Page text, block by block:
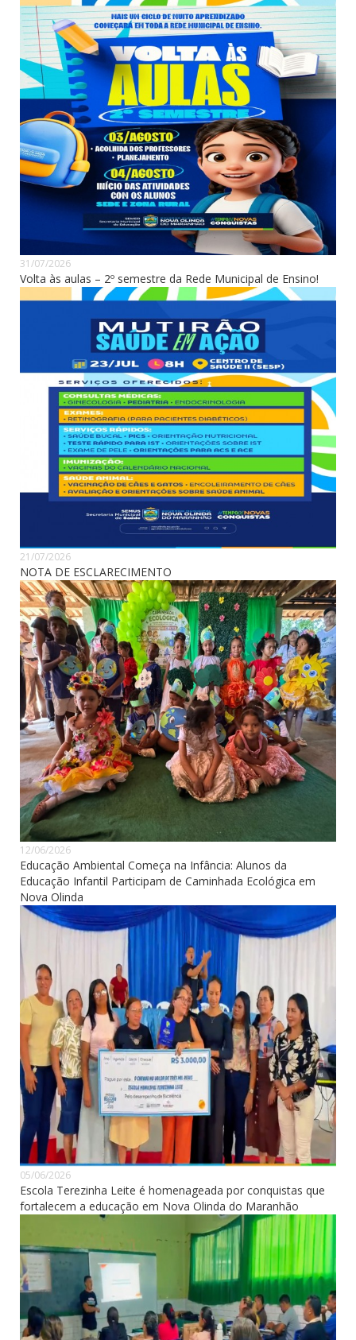
31/07/2026
Volta às aulas – 2º semestre da Rede Municipal de Ensino!
21/07/2026
NOTA DE ESCLARECIMENTO
12/06/2026
Educação Ambiental Começa na Infância: Alunos da
Educação Infantil Participam de Caminhada Ecológica em
Nova Olinda
05/06/2026
Escola Terezinha Leite é homenageada por conquistas que
fortalecem a educação em Nova Olinda do Maranhão